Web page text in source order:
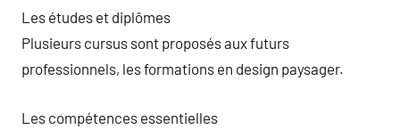
Les études et diplômes
Plusieurs cursus sont proposés aux futurs
professionnels, les formations en design paysager.
Les compétences essentielles